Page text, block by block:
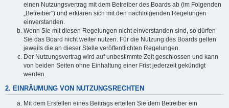
einen Nutzungsvertrag mit dem Betreiber des Boards ab (im Folgenden
„Betreiber“) und erklären sich mit den nachfolgenden Regelungen
einverstanden.
Wenn Sie mit diesen Regelungen nicht einverstanden sind, so dürfen
Sie das Board nicht weiter nutzen. Für die Nutzung des Boards gelten
jeweils die an dieser Stelle veröffentlichten Regelungen.
Der Nutzungsvertrag wird auf unbestimmte Zeit geschlossen und kann
von beiden Seiten ohne Einhaltung einer Frist jederzeit gekündigt
werden.
2. EINRÄUMUNG VON NUTZUNGSRECHTEN
Mit dem Erstellen eines Beitrags erteilen Sie dem Betreiber ein